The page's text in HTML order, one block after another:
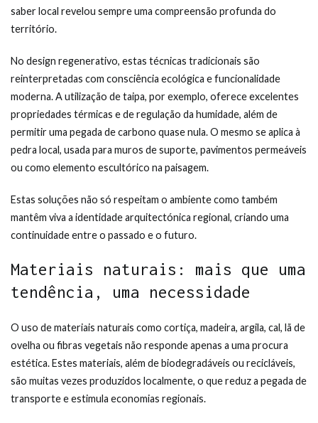
saber local revelou sempre uma compreensão profunda do
território.
No design regenerativo, estas técnicas tradicionais são
reinterpretadas com consciência ecológica e funcionalidade
moderna. A utilização de taipa, por exemplo, oferece excelentes
propriedades térmicas e de regulação da humidade, além de
permitir uma pegada de carbono quase nula. O mesmo se aplica à
pedra local, usada para muros de suporte, pavimentos permeáveis
ou como elemento escultórico na paisagem.
Estas soluções não só respeitam o ambiente como também
mantêm viva a identidade arquitectónica regional, criando uma
continuidade entre o passado e o futuro.
Materiais naturais: mais que uma
tendência, uma necessidade
O uso de materiais naturais como cortiça, madeira, argila, cal, lã de
ovelha ou fibras vegetais não responde apenas a uma procura
estética. Estes materiais, além de biodegradáveis ou recicláveis,
são muitas vezes produzidos localmente, o que reduz a pegada de
transporte e estimula economias regionais.